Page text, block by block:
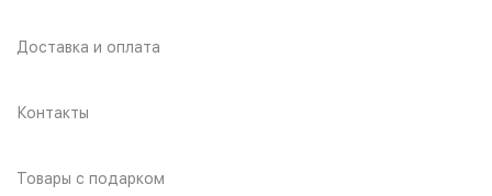
Доставка и оплата
Контакты
Товары с подарком